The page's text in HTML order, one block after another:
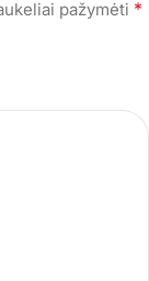
pažymėti *